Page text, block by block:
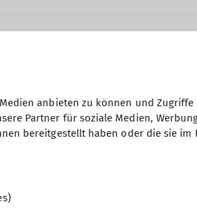
anbieten zu können und Zugriffe
Partner für soziale Medien,
bereitgestellt haben oder die sie im